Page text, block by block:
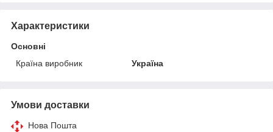
Характеристики
Основні
Країна виробник
Україна
Умови доставки
Нова Пошта